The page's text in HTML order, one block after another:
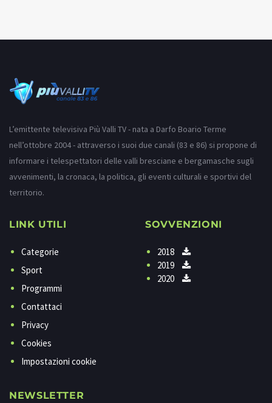
L’emittente televisiva Più Valli TV - nata a Darfo Boario Terme
nell’ottobre 2004 - attraverso i suoi due canali (83 e 86) si propone di
informare i telespettatori delle valli bresciane e bergamasche sugli
avvenimenti, la cronaca, la politica, gli eventi culturali e sportivi del
territorio.
LINK UTILI
Categorie
Sport
Programmi
Contattaci
Privacy
Cookies
Impostazioni cookie
SOVVENZIONI
2018
2019
2020
NEWSLETTER